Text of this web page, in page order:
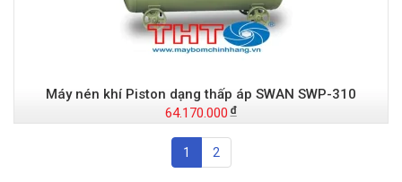
Máy nén khí Piston dạng thấp áp SWAN SWP-310
64.170.000
1 2